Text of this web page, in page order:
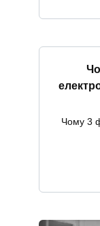
Чому 3